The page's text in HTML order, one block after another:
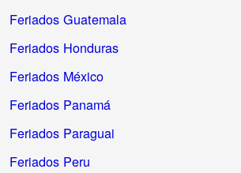
Feriados Guatemala
Feriados Honduras
Feriados México
Feriados Panamá
Feriados Paraguai
Feriados Peru